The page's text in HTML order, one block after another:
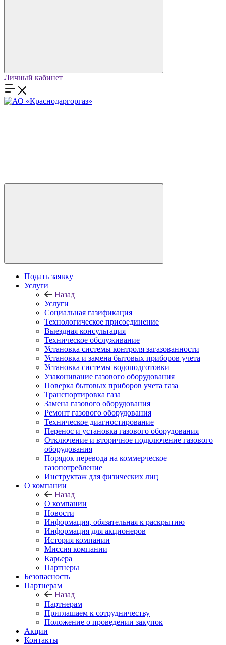
Личный кабинет
Подать заявку
Услуги
Назад
Услуги
Социальная газификация
Технологическое присоединение
Выездная консультация
Техническое обслуживание
Установка системы контроля загазованности
Установка и замена бытовых приборов учета
Установка системы водоподготовки
Узаконивание газового оборудования
Поверка бытовых приборов учета газа
Транспортировка газа
Замена газового оборудования
Ремонт газового оборудования
Техническое диагностирование
Перенос и установка газового оборудования
Отключение и вторичное подключение газового
оборудования
Порядок перевода на коммерческое
газопотребление
Инструктаж для физических лиц
О компании
Назад
О компании
Новости
Информация, обязательная к раскрытию
Информация для акционеров
История компании
Миссия компании
Карьера
Партнеры
Безопасность
Партнерам
Назад
Партнерам
Приглашаем к сотрудничеству
Положение о проведении закупок
Акции
Контакты